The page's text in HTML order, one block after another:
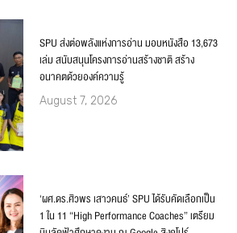
SPU ส่งต่อพลังแห่งการอ่าน มอบหนังสือ 13,673
เล่ม สนับสนุนโครงการอ่านสร้างชาติ สร้าง
อนาคตด้วยองค์ความรู้
August 7, 2026
‘ผศ.ดร.ศิวพร เสาวคนธ์’ SPU ได้รับคัดเลือกเป็น
1 ใน 11 “High Performance Coaches” เตรียม